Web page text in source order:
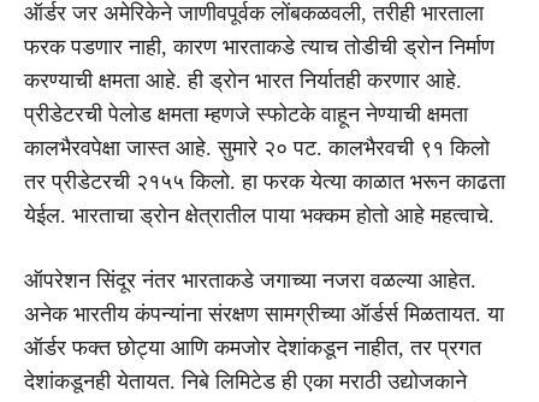
ऑर्डर जर अमेरिकेने जाणीवपूर्वक लोंबकळवली, तरीही भारताला
फरक पडणार नाही, कारण भारताकडे त्याच तोडीची ड्रोन निर्माण
करण्याची क्षमता आहे. ही ड्रोन भारत निर्यातही करणार आहे.
प्रीडेटरची पेलोड क्षमता म्हणजे स्फोटके वाहून नेण्याची क्षमता
कालभैरवपेक्षा जास्त आहे. सुमारे २० पट. कालभैरवची ९१ किलो
तर प्रीडेटरची २१५५ किलो. हा फरक येत्या काळात भरून काढता
येईल. भारताचा ड्रोन क्षेत्रातील पाया भक्कम होतो आहे महत्वाचे.
ऑपरेशन सिंदूर नंतर भारताकडे जगाच्या नजरा वळल्या आहेत.
अनेक भारतीय कंपन्यांना संरक्षण सामग्रीच्या ऑर्डर्स मिळतायत. या
ऑर्डर फक्त छोट्या आणि कमजोर देशांकडून नाहीत, तर प्रगत
देशांकडूनही येतायत. निबे लिमिटेड ही एका मराठी उद्योजकाने